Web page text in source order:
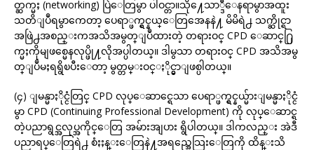
တ္ဆက္မႈ (networking) ပြဲေတြမွာ ပါဝင္တာ။သို႔ေသာ္ဒီေနရာမွာအထူး
သတိျပဳရမွာကေတာ့ ပေရာ္ဖက္ရွင္နယ္ေတြအေနနဲ႔ မိမိရဲ႕ သက္ဆိုင္ရာ
အဖြဲ႕အစည္းကအသိအမွတ္ျပဳထားတဲ့ တရားဝင္ CPD ေဆာင္႐ြ
က္မႈကိုမျဖစ္မေနလုပ္ဖို႔လိုအပ္ပါတယ္။ ဒါမွသာ တရားဝင္ CPD အသိအမွ
တ္ျပဳမႈရရွိၿပီးေတာ့ မွတ္တမ္းဝင္ႏိုင္မွာျဖစ္ပါတယ္။
(၄) ျမန္မာႏိုင္ငံတြင္ CPD လုပ္ေဆာင္ရေသာ ပေရာ္ဖက္ရွင္နယ္မ်ားျမန္မာႏိုင္ငံ
မွာ CPD (Continuing Professional Development) ကို လုပ္ေဆာင္ရ
တဲ့ပညာရွင္အလုပ္အကိုင္ေတြ အမ်ားအျပား ရွိပါတယ္။ ဒါကလည္း အဲဒီ
ပညာရပ္ေတြရဲ႕ စံႏႈန္းေတြနဲ႔အရည္အေသြးေတြကို ထိန္းသိ